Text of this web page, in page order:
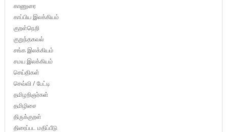
காணுரை
காப்பிய இலக்கியம்
குறள்நெறி
குறுந்தகவல்
சங்க இலக்கியம்
சமய இலக்கியம்
செய்திகள்
செவ்வி / பேட்டி
தமிழறிஞர்கள்
தமிழிசை
திருக்குறள்
திரைப்பட மதிப்பீடு